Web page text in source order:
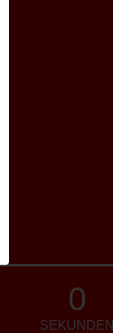
0
SEKUNDEN